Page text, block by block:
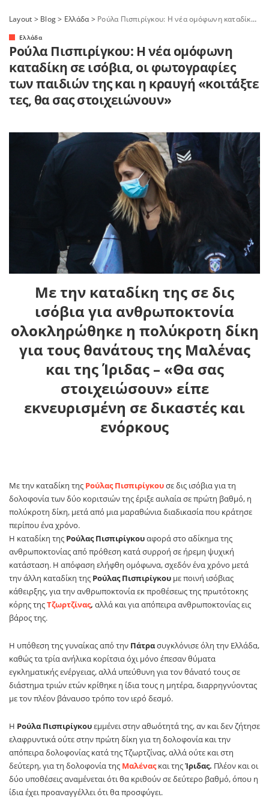
Layout > Blog> Ελλάδα> Ρούλα Πισπιρίγκου: Η νέα ομόφωνη καταδίκη σε ισόβια, οι φωτογραφίες των παιδιών της και η κραυγή «κοιτάξτε τες, θα σας στοιχειώνουν»
Ελλάδα
Ρούλα Πισπιρίγκου: Η νέα ομόφωνη
καταδίκη σε ισόβια, οι φωτογραφίες
των παιδιών της και η κραυγή «κοιτάξτε
τες, θα σας στοιχειώνουν»
Με την καταδίκη της σε δις
ισόβια για ανθρωποκτονία
ολοκληρώθηκε η πολύκροτη δίκη
για τους θανάτους της Μαλένας
και της Ίριδας – «Θα σας
στοιχειώσουν» είπε
εκνευρισμένη σε δικαστές και
ενόρκους
Με την καταδίκη της Ρούλας Πισπιρίγκουσε δις ισόβια για τη
δολοφονία των δύο κοριτσιών της έριξε αυλαία σε πρώτη βαθμό, η
πολύκροτη δίκη, μετά από μια μαραθώνια διαδικασία που κράτησε
περίπου ένα χρόνο.
Η καταδίκη της Ρούλας Πισπιρίγκουαφορά στο αδίκημα της
ανθρωποκτονίας από πρόθεση κατά συρροή σε ήρεμη ψυχική
κατάσταση. Η απόφαση ελήφθη ομόφωνα, σχεδόν ένα χρόνο μετά
την άλλη καταδίκη της Ρούλας Πισπιρίγκου με ποινή ισόβιας
κάθειρξης, για την ανθρωποκτονία εκ προθέσεως της πρωτότοκης
κόρης τηςΤζωρτζίνας, αλλά και για απόπειρα ανθρωποκτονίας εις
βάρος της.
Η υπόθεση της γυναίκας από την Πάτρασυγκλόνισε όλη την Ελλάδα,
καθώς τα τρία ανήλικα κορίτσια όχι μόνο έπεσαν θύματα
εγκληματικής ενέργειας, αλλά υπεύθυνη για τον θάνατό τους σε
διάστημα τριών ετών κρίθηκε η ίδια τους η μητέρα, διαρρηγνύοντας
με τον πλέον βάναυσο τρόπο τον ιερό δεσμό.
Η Ρούλα Πισπιρίγκουεμμένει στην αθωότητά της, αν και δεν ζήτησε
ελαφρυντικά ούτε στην πρώτη δίκη για τη δολοφονία και την
απόπειρα δολοφονίας κατά της Τζωρτζίνας, αλλά ούτε και στη
δεύτερη, για τη δολοφονία της Μαλένας και τηςΊριδας. Πλέον και οι
δύο υποθέσεις αναμένεται ότι θα κριθούν σε δεύτερο βαθμό, όπου η
ίδια έχει προαναγγέλλει ότι θα προσφύγει.